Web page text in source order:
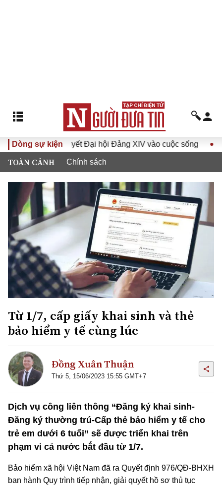
Dòng sự kiện
Đưa Nghị quyết Đại hội Đảng XIV vào cuộc sống Hướng
TOÀN CẢNH Chính sách
Từ 1/7, cấp giấy khai sinh và thẻ
bảo hiểm y tế cùng lúc
Đồng Xuân Thuận
Thứ 5, 15/06/2023 15:55 GMT+7
Dịch vụ công liên thông “Đăng ký khai sinh-
Đăng ký thường trú-Cấp thẻ bảo hiểm y tế cho
trẻ em dưới 6 tuổi” sẽ được triển khai trên
phạm vi cả nước bắt đầu từ 1/7.
Bảo hiểm xã hội Việt Nam đã ra Quyết định 976/QĐ-BHXH
ban hành Quy trình tiếp nhận, giải quyết hồ sơ thủ tục